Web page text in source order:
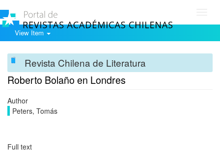
View Item
Revista Chilena de Literatura
Roberto Bolaño en Londres
Author
Peters, Tomás
Full text